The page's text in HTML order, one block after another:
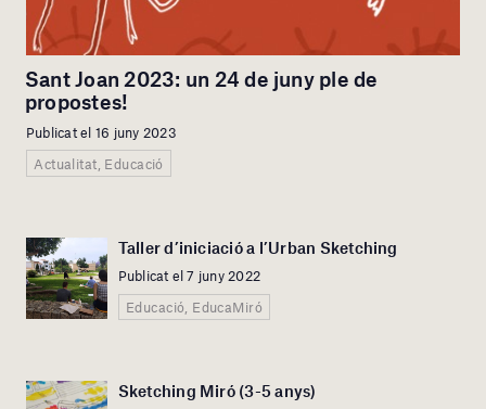
Sant Joan 2023: un 24 de juny ple de
propostes!
Publicat el 16 juny 2023
Actualitat, Educació
Taller d’iniciació a l’Urban Sketching
Publicat el 7 juny 2022
Educació, EducaMiró
Sketching Miró (3-5 anys)